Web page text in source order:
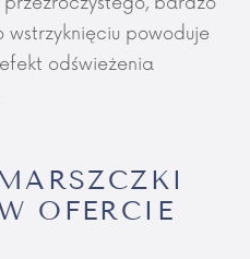
wstrzyknięciu powoduje
odświeżenia
OFERCIE